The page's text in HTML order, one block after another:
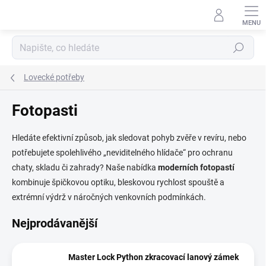
Hledat
Lovecké potřeby
Fotopasti
Hledáte efektivní způsob, jak sledovat pohyb zvěře v revíru, nebo
potřebujete spolehlivého „neviditelného hlídače“ pro ochranu
chaty, skladu či zahrady? Naše nabídka moderních fotopastí
kombinuje špičkovou optiku, bleskovou rychlost spouště a
extrémní výdrž v náročných venkovních podmínkách.
Nejprodávanější
Master Lock Python zkracovací lanový zámek